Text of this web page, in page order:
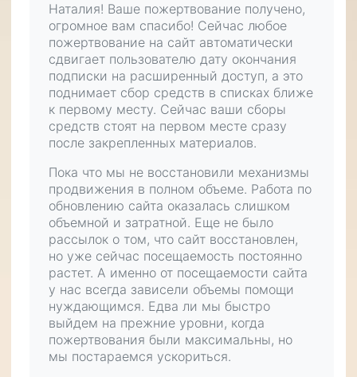
Наталия! Ваше пожертвование получено,
огромное вам спасибо! Сейчас любое
пожертвование на сайт автоматически
сдвигает пользователю дату окончания
подписки на расширенный доступ, а это
поднимает сбор средств в списках ближе
к первому месту. Сейчас ваши сборы
средств стоят на первом месте сразу
после закрепленных материалов.
Пока что мы не восстановили механизмы
продвижения в полном объеме. Работа по
обновлению сайта оказалась слишком
объемной и затратной. Еще не было
рассылок о том, что сайт восстановлен,
но уже сейчас посещаемость постоянно
растет. А именно от посещаемости сайта
у нас всегда зависели объемы помощи
нуждающимся. Едва ли мы быстро
выйдем на прежние уровни, когда
пожертвования были максимальны, но
мы постараемся ускориться.